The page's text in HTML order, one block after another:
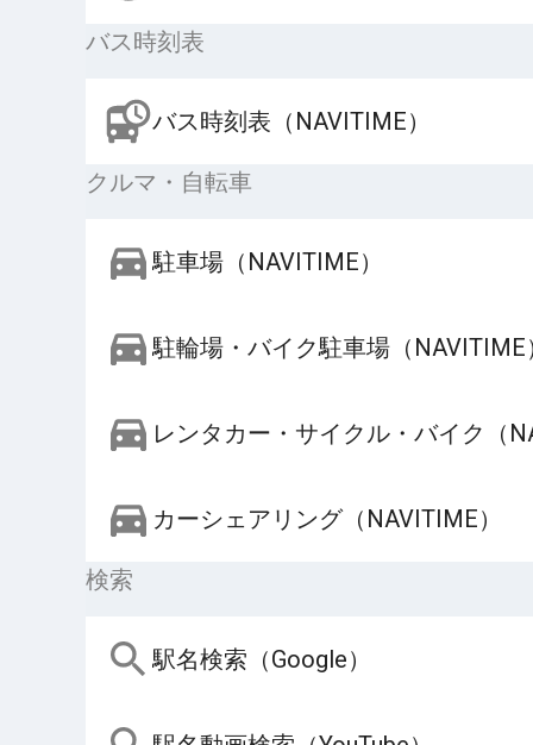
バス時刻表
バス時刻表（NAVITIME）
クルマ・自転車
駐車場（NAVITIME）
駐輪場・バイク駐車場（NAVITIME
レンタカー・サイクル・バイク（
カーシェアリング（NAVITIME）
検索
駅名検索（Google）